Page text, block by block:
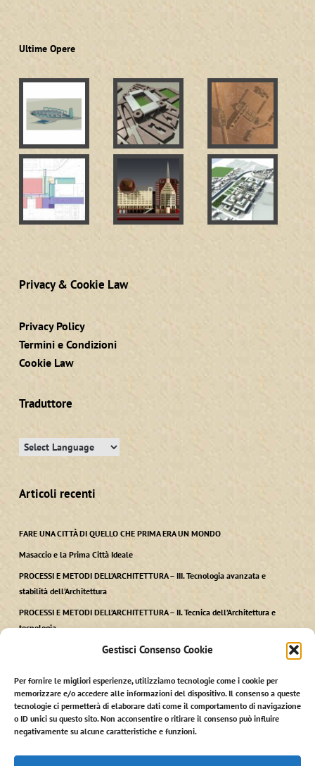
Gestisci Consenso Cookie
Per fornire le migliori esperienze, utilizziamo tecnologie come i cookie per
memorizzare e/o accedere alle informazioni del dispositivo. Il consenso a queste
tecnologie ci permetterà di elaborare dati come il comportamento di navigazione
o ID unici su questo sito. Non acconsentire o ritirare il consenso può influire
negativamente su alcune caratteristiche e funzioni.
Ultime Opere
Privacy & Cookie Law
Privacy Policy
Termini e Condizioni
Cookie Law
Traduttore
Articoli recenti
FARE UNA CITTÀ DI QUELLO CHE PRIMA ERA UN MONDO
Masaccio e la Prima Città Ideale
PROCESSI E METODI DELL’ARCHITETTURA – III. Tecnologia avanzata e
stabilità dell’Architettura
PROCESSI E METODI DELL’ARCHITETTURA – II. Tecnica dell’Architettura e
tecnologia
PROCESSI E METODI DELL’ARCHITETTURA – I. Ars, Techne kai Polis
giorgiobarbero.it